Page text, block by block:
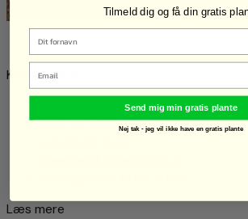
Klimaplanter
Viborgvej 372 8920, Randers NV
CVR-nr. 40622845
Læs mere
Tilmeld dig og få din gratis
Email
Send mig min gratis plante
Nej tak - jeg vil ikke have en gratis plante